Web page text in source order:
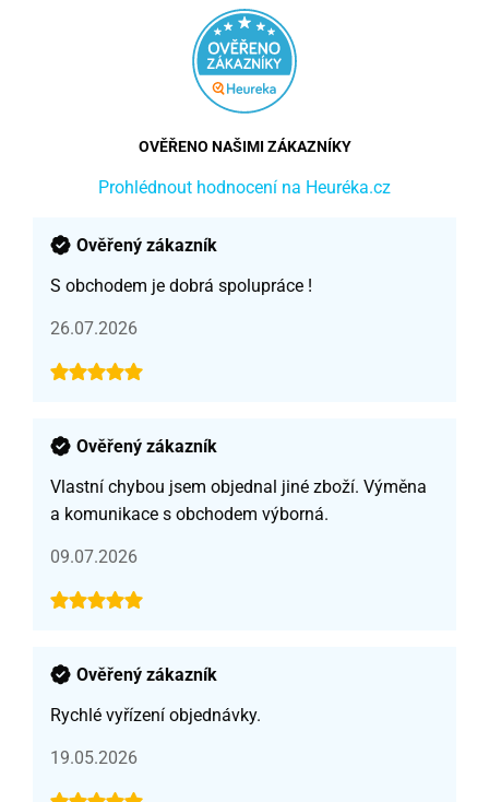
OVĚŘENO NAŠIMI ZÁKAZNÍKY
Prohlédnout hodnocení na Heuréka.cz
Ověřený zákazník
S obchodem je dobrá spolupráce !
26.07.2026
Ověřený zákazník
Vlastní chybou jsem objednal jiné zboží. Výměna
a komunikace s obchodem výborná.
09.07.2026
Ověřený zákazník
Rychlé vyřízení objednávky.
19.05.2026